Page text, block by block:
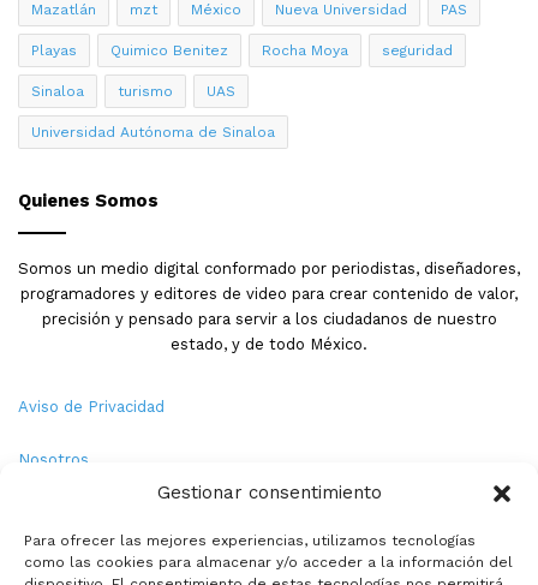
Gestionar consentimiento
Para ofrecer las mejores experiencias, utilizamos tecnologías
como las cookies para almacenar y/o acceder a la información del
Mazatlán mzt México Nueva Universidad PAS
Playas Quimico Benitez Rocha Moya seguridad
Sinaloa turismo UAS
Universidad Autónoma de Sinaloa
Quienes Somos
Somos un medio digital conformado por periodistas, diseñadores,
programadores y editores de video para crear contenido de valor,
precisión y pensado para servir a los ciudadanos de nuestro
estado, y de todo México.
Aviso de Privacidad
Nosotros
Política de Cookies